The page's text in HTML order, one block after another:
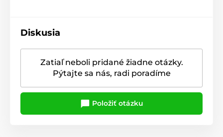
Diskusia
Zatiaľ neboli pridané žiadne otázky.
Pýtajte sa nás, radi poradíme
Položiť otázku